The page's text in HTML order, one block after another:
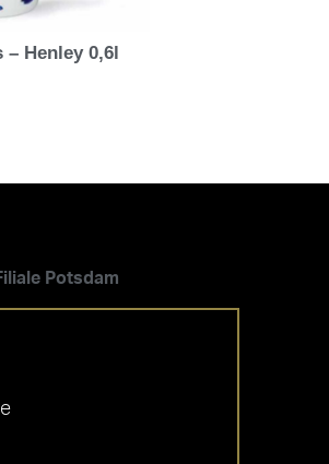
Henley 0,6l
Potsdam